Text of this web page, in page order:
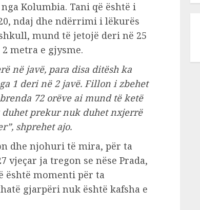
Kolumbia. Tani që është i
ndaj dhe ndërrimi i lëkurës
mund të jetojë deri në 25
metra e gjysme.
në javë, para disa ditësh ka
1 deri në 2 javë. Fillon i zbehet
72 orëve ai mund të ketë
prekur nuk duhet nxjerrë
shprehet ajo.
dhe njohuri të mira, për ta
vjeçar ja tregon se nëse Prada,
është momenti për ta
gjarpëri nuk është kafsha e